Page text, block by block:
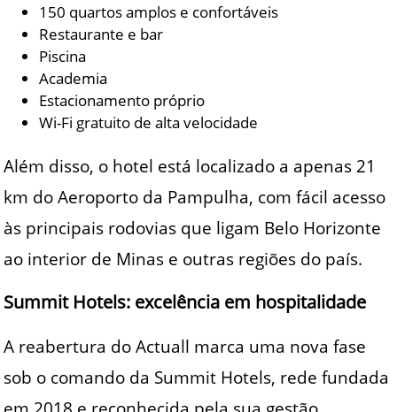
150 quartos amplos e confortáveis
Restaurante e bar
Piscina
Academia
Estacionamento próprio
Wi-Fi gratuito de alta velocidade
Além disso, o hotel está localizado a apenas 21
km do Aeroporto da Pampulha, com fácil acesso
às principais rodovias que ligam Belo Horizonte
ao interior de Minas e outras regiões do país.
Summit Hotels: excelência em hospitalidade
A reabertura do Actuall marca uma nova fase
sob o comando da Summit Hotels, rede fundada